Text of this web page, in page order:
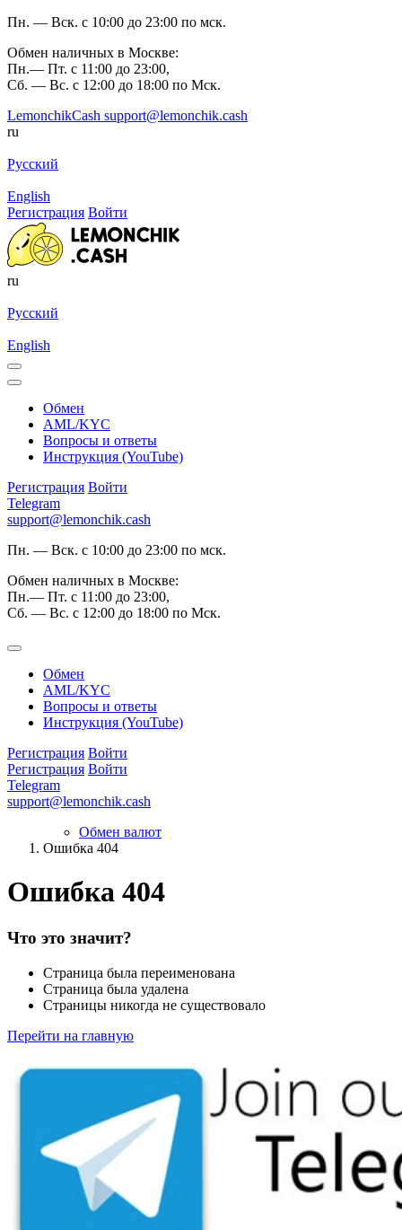
Пн. — Вск. с 10:00 до 23:00 по мск.
Обмен наличных в Москве:
Пн.— Пт. с 11:00 до 23:00,
Сб. — Вс. с 12:00 до 18:00 по Мск.
LemonchikCash support@lemonchik.cash
ru
Русский
English
Регистрация Войти
ru
Русский
English
Обмен
AML/KYC
Вопросы и ответы
Инструкция (YouTube)
Регистрация Войти
Telegram
support@lemonchik.cash
Пн. — Вск. с 10:00 до 23:00 по мск.
Обмен наличных в Москве:
Пн.— Пт. с 11:00 до 23:00,
Сб. — Вс. с 12:00 до 18:00 по Мск.
Обмен
AML/KYC
Вопросы и ответы
Инструкция (YouTube)
Регистрация Войти
Регистрация Войти
Telegram
support@lemonchik.cash
Обмен валют
Ошибка 404
Ошибка 404
Что это значит?
Страница была переименована
Страница была удалена
Страницы никогда не существовало
Перейти на главную